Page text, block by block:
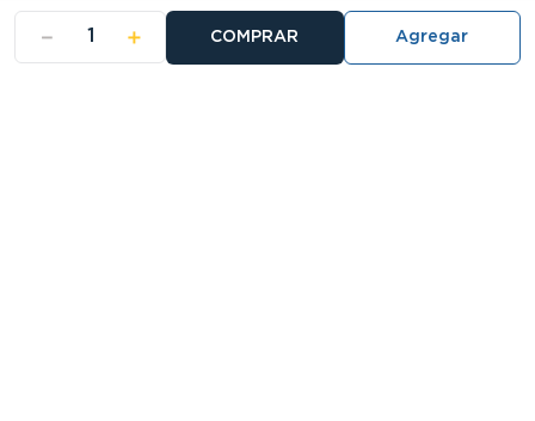
＋
－ COMPRAR
- NOSOTROS